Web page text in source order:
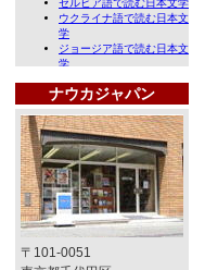
ナウカジャパン
〒101-0051